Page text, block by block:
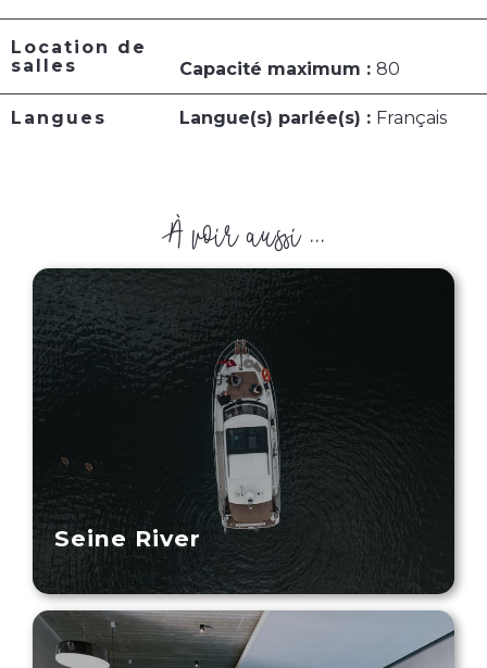
Location de
salles
Capacité maximum : 80
Langues Langue(s) parlée(s) : Français
À voir aussi ...
Seine River